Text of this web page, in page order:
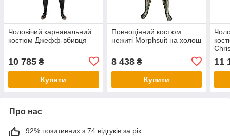
Чоловічий карнавальний
костюм Джефф-вбивця
10 785 ₴
Купити
Повноцінний костюм
нежиті Morphsuit на холош
8 438₴
Купити
11
Про нас
92% позитивних з 74 відгуків за рік